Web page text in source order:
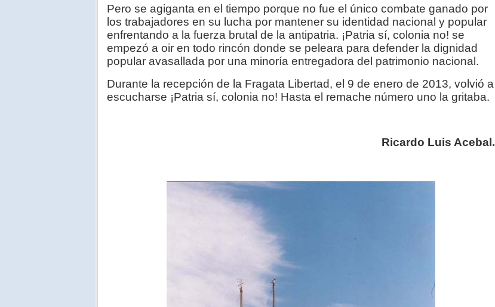
Pero se agiganta en el tiempo porque no fue el único combate ganado por
los trabajadores en su lucha por mantener su identidad nacional y popular
enfrentando a la fuerza brutal de la antipatria. ¡Patria sí, colonia no! se
empezó a oir en todo rincón donde se peleara para defender la dignidad
popular avasallada por una minoría entregadora del patrimonio nacional.
Durante la recepción de la Fragata Libertad, el 9 de enero de 2013, volvió a
escucharse ¡Patria sí, colonia no! Hasta el remache número uno la gritaba.
Ricardo Luis Acebal.